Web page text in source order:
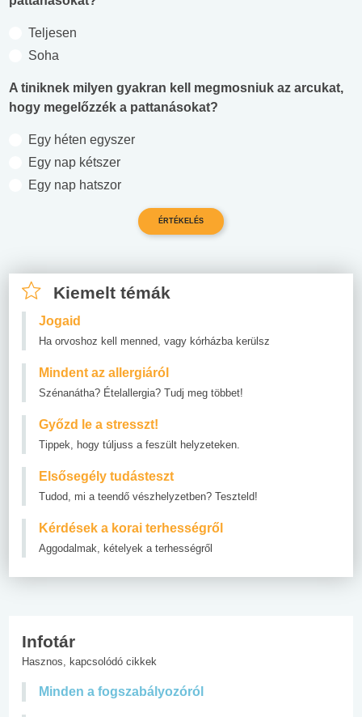
Teljesen
Soha
A tiniknek milyen gyakran kell megmosniuk az arcukat,
hogy megelőzzék a pattanásokat?
Egy héten egyszer
Egy nap kétszer
Egy nap hatszor
Kiemelt témák
Jogaid
Ha orvoshoz kell menned, vagy kórházba kerülsz
Mindent az allergiáról
Szénanátha? Ételallergia? Tudj meg többet!
Győzd le a stresszt!
Tippek, hogy túljuss a feszült helyzeteken.
Elsősegély tudásteszt
Tudod, mi a teendő vészhelyzetben? Teszteld!
Kérdések a korai terhességről
Aggodalmak, kételyek a terhességről
Infotár
Hasznos, kapcsolódó cikkek
Minden a fogszabályozóról